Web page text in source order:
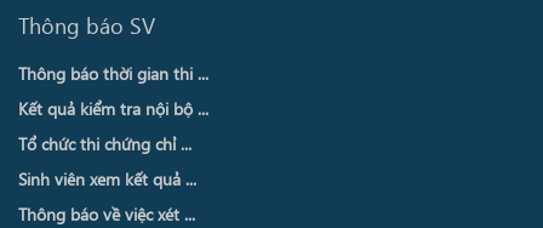
Thông báo SV
Thông báo thời gian thi ...
Kết quả kiểm tra nội bộ ...
Tổ chức thi chứng chỉ ...
Sinh viên xem kết quả ...
Thông báo về việc xét ...